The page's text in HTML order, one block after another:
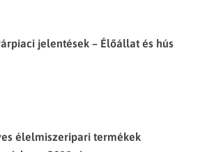
jelentések – Élőállat és hús
élelmiszeripari termékek